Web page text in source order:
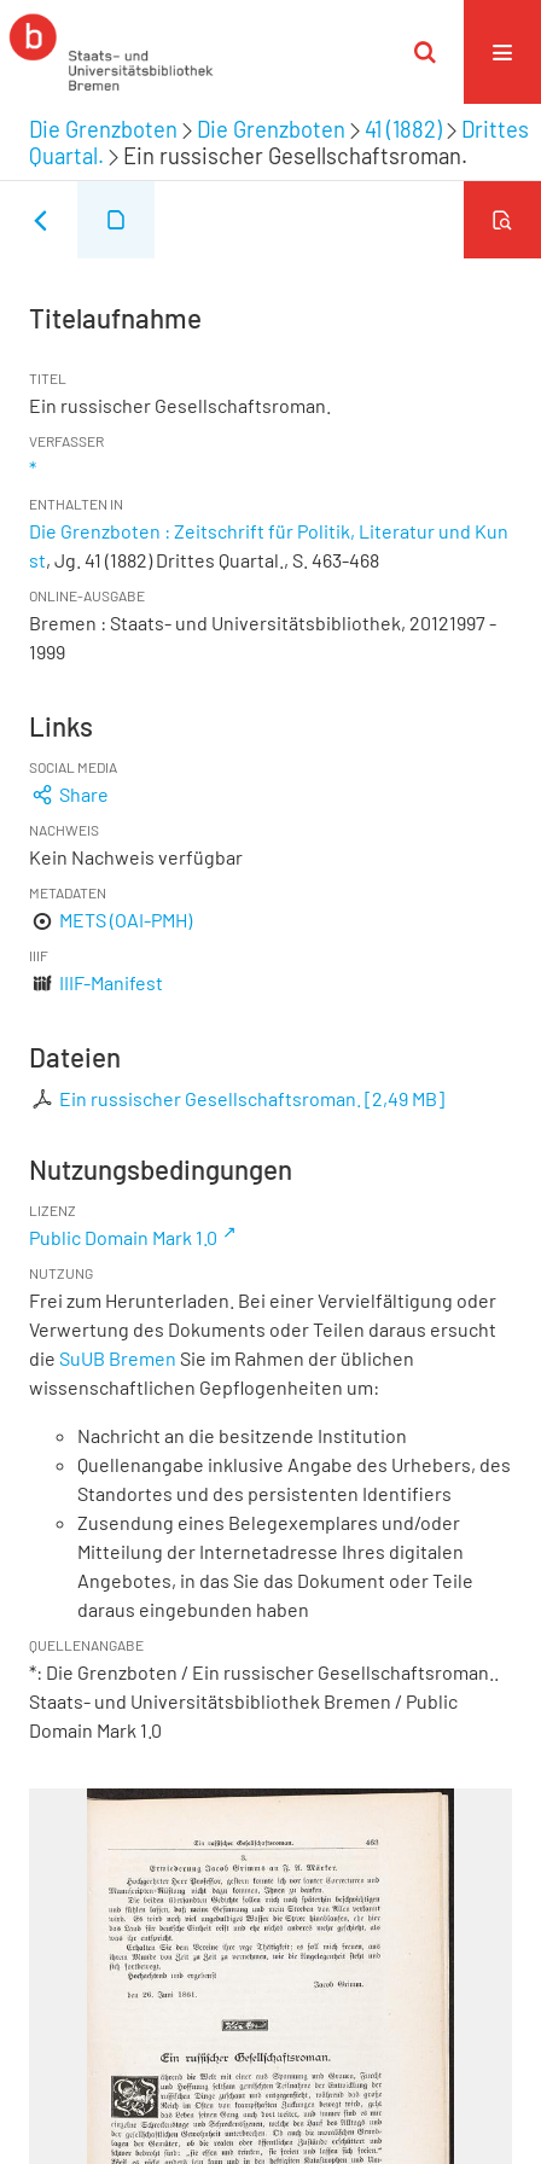
Die Grenzboten Die Grenzboten 41 (1882)
Drittes
Quartal.
Ein russischer Gesellschaftsroman.
Titelaufnahme
TITEL
Ein russischer Gesellschaftsroman.
VERFASSER
*
ENTHALTEN IN
Die Grenzboten : Zeitschrift für Politik, Literatur und Kun
st, Jg. 41 (1882) Drittes Quartal., S. 463-468
ONLINE-AUSGABE
Bremen : Staats- und Universitätsbibliothek, 20121997 -
1999
Links
SOCIAL MEDIA
Share
NACHWEIS
Kein Nachweis verfügbar
METADATEN
METS (OAI-PMH)
IIIF
IIIF-Manifest
Dateien
Ein russischer Gesellschaftsroman. [2,49 MB]
Nutzungsbedingungen
LIZENZ
Public Domain Mark 1.0
NUTZUNG
Frei zum Herunterladen. Bei einer Vervielfältigung oder
Verwertung des Dokuments oder Teilen daraus ersucht
die SuUB Bremen Sie im Rahmen der üblichen
wissenschaftlichen Gepflogenheiten um:
Nachricht an die besitzende Institution
Quellenangabe inklusive Angabe des Urhebers, des
Standortes und des persistenten Identifiers
Zusendung eines Belegexemplares und/oder
Mitteilung der Internetadresse Ihres digitalen
Angebotes, in das Sie das Dokument oder Teile
daraus eingebunden haben
QUELLENANGABE
*: Die Grenzboten / Ein russischer Gesellschaftsroman..
Staats- und Universitätsbibliothek Bremen / Public
Domain Mark 1.0